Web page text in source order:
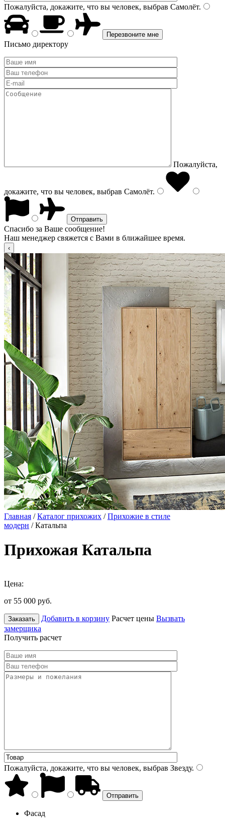
Пожалуйста, докажите, что вы человек, выбрав Самолёт.
Письмо директору
Пожалуйста,
докажите, что вы человек, выбрав Самолёт.
Спасибо за Ваше сообщение!
Наш менеджер свяжется с Вами в ближайшее время.
Главная /Каталог прихожих /Прихожие в стиле
модерн / Катальпа
Прихожая Катальпа
Цена:
от 55 000 руб.
Заказать Добавить в корзину Расчет цены Вызвать
замерщика
Получить расчет
Пожалуйста, докажите, что вы человек, выбрав Звезду.
Фасад